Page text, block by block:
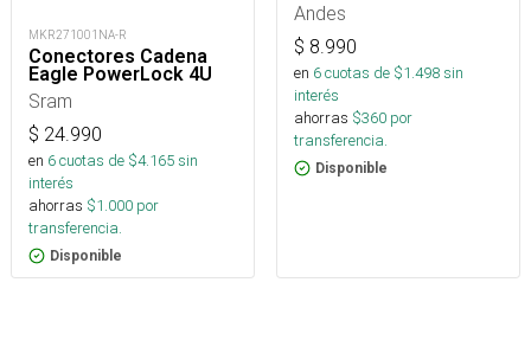
MKR271001NA-R
Conectores Cadena
Eagle PowerLock 4U
Sram
$ 24.990
en 6cuotas de $4.165sin
interés
ahorras $1.000 por
transferencia.
Disponible
Andes
$ 8.990
en 6cuotas de $1.498sin
interés
ahorras $360 por
transferencia.
Disponible